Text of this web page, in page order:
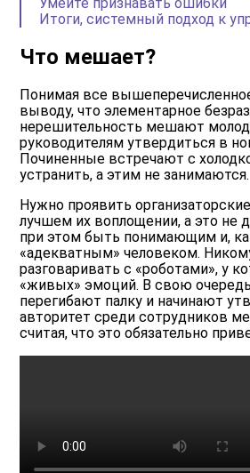
Итоги, системный подход к
Что мешает?
Понимая все
выводу, что элементарное
нерешительность мешают
руководителям утвердиться в
Починенные встречают с
устранить, а этим не занимаются.
Нужно проявить
лучшем их воплощении, а это не
при этом быть понимающим и,
«адекватным» человеком.
разговаривать с «роботами», у
«живых» эмоций. В свою
перегибают палку и начинают
авторитет среди сотрудников
считая, что это обязательно